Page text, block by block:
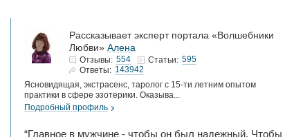
Рассказывает эксперт портала «Волшебники
Любви» Алена
Отзывы: 554 Статьи: 595
Ответы: 143942
Ясновидящая, экстрасенс, таролог с 15-ти летним опытом
практики в сфере эзотерики. Оказыва...
Подробный профиль
“Главное в мужчине - чтобы он был надежный. Чтобы